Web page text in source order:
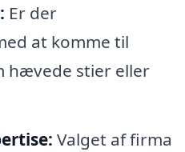
Er der
at komme til
hævede stier eller
Valget af firma